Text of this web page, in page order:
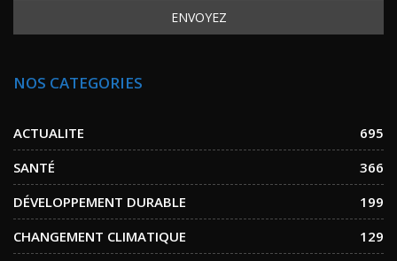
NOS CATEGORIES
ACTUALITE
695
SANTÉ
366
DÉVELOPPEMENT DURABLE
199
CHANGEMENT CLIMATIQUE
129